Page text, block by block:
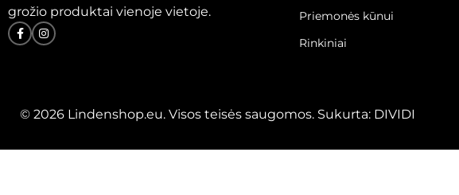
grožio produktai vienoje vietoje.
Priemonės kūnui
Rinkiniai
© 2026 Lindenshop.eu. Visos teisės saugomos. Sukurta: DIVIDI